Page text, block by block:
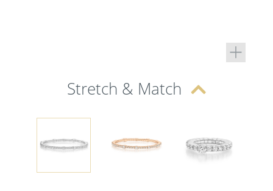
Stretch & Match